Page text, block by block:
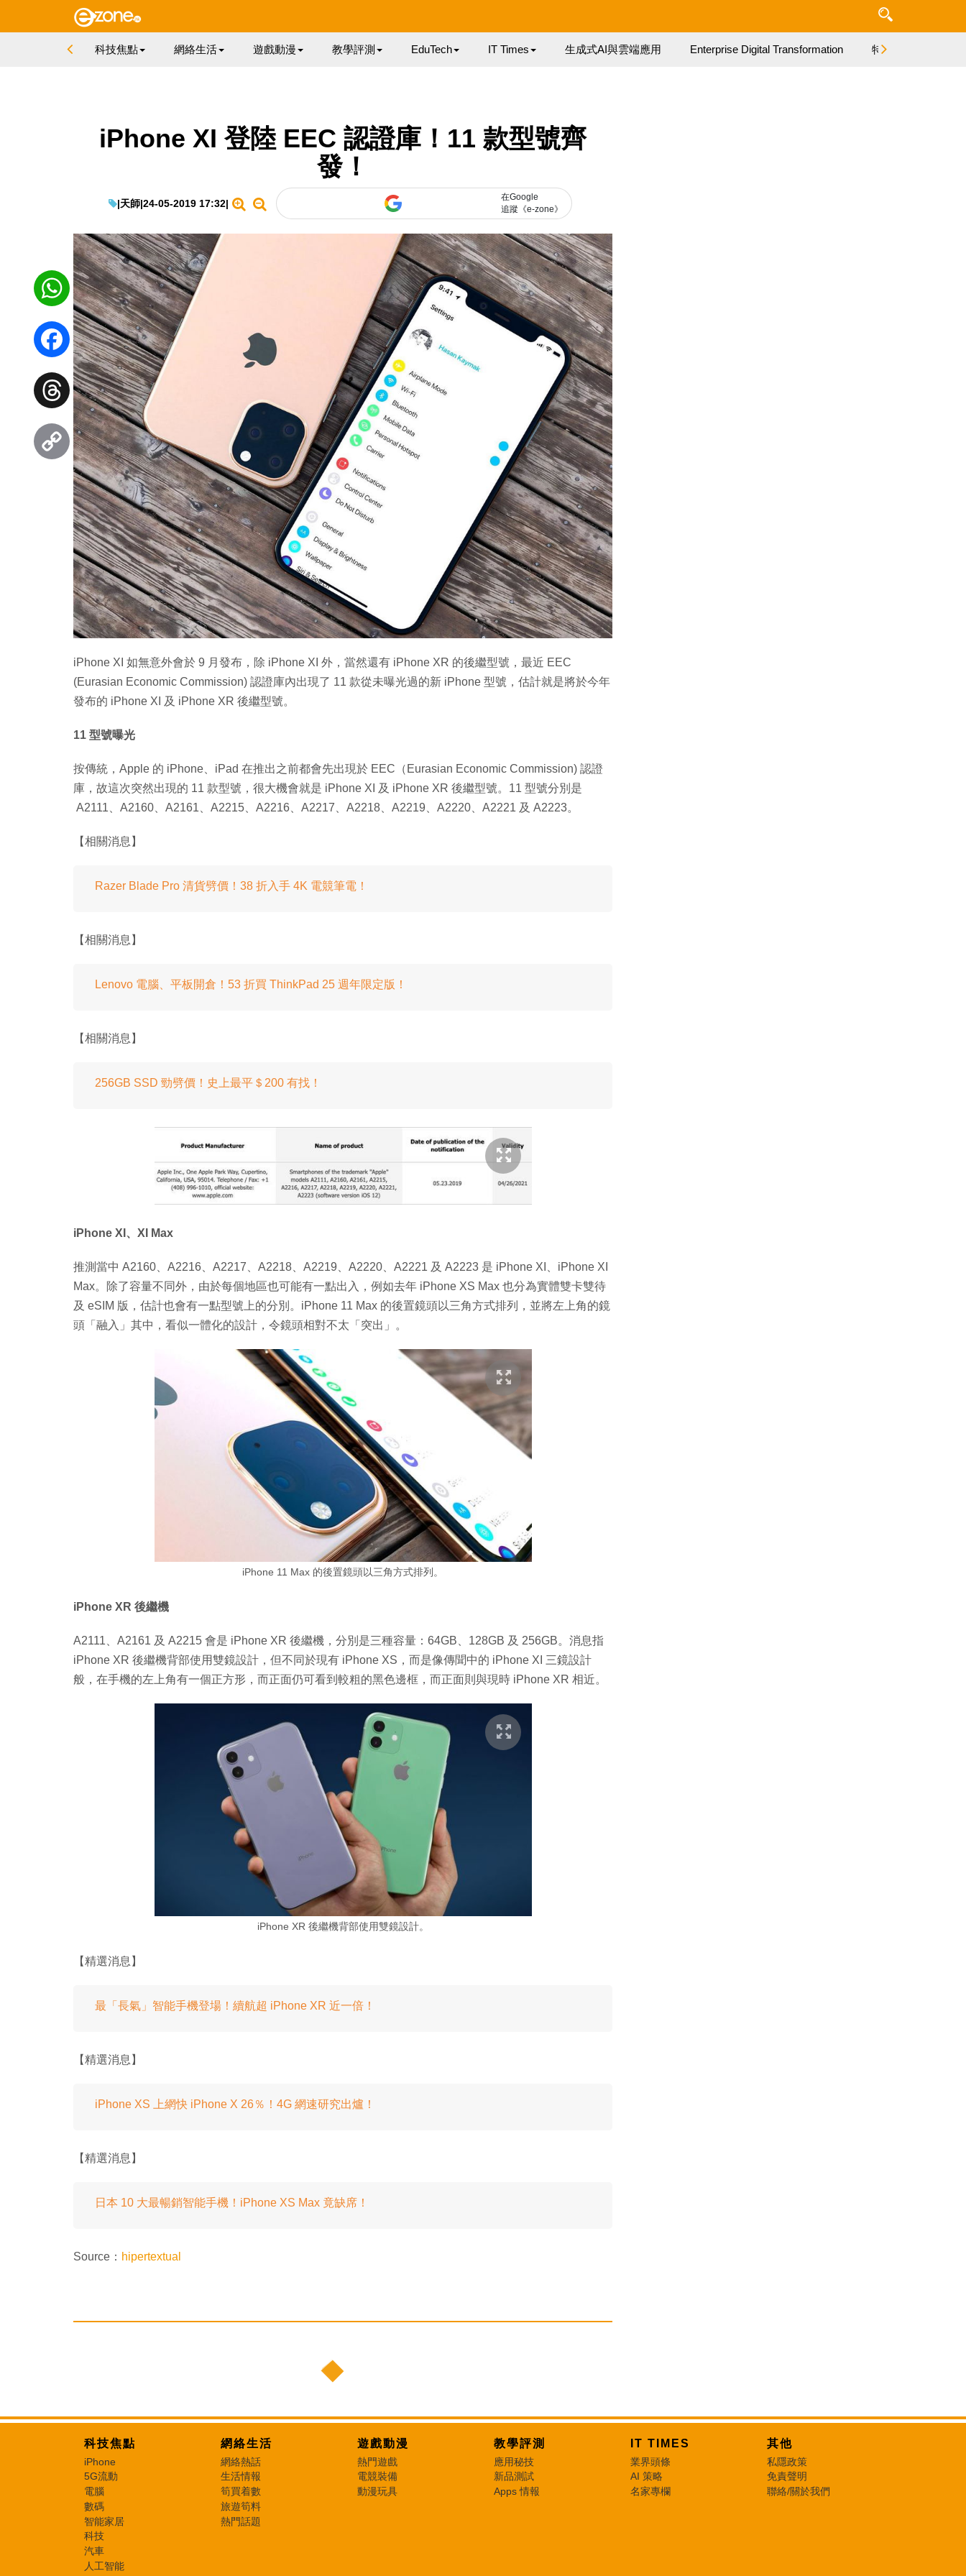
科技焦點 網絡生活 遊戲動漫 教學評測 EduTech IT Times 生成式AI與雲端應用 Enterprise Digital Transformation 特集
iPhone XI 登陸 EEC 認證庫！11 款型號齊
發！
|天師|24-05-2019 17:32|
在Google
追蹤《e-zone》
iPhone XI 如無意外會於 9 月發布，除 iPhone XI 外，當然還有 iPhone XR 的後繼型號，最近 EEC
(Eurasian Economic Commission) 認證庫內出現了 11 款從未曝光過的新 iPhone 型號，估計就是將於今年
發布的 iPhone XI 及 iPhone XR 後繼型號。
11 型號曝光
按傳統，Apple 的 iPhone、iPad 在推出之前都會先出現於 EEC（Eurasian Economic Commission) 認證
庫，故這次突然出現的 11 款型號，很大機會就是 iPhone XI 及 iPhone XR 後繼型號。11 型號分別是
A2111、A2160、A2161、A2215、A2216、A2217、A2218、A2219、A2220、A2221 及 A2223。
【相關消息】
Razer Blade Pro 清貨劈價！38 折入手 4K 電競筆電！
【相關消息】
Lenovo 電腦、平板開倉！53 折買 ThinkPad 25 週年限定版！
【相關消息】
256GB SSD 勁劈價！史上最平＄200 有找！
iPhone XI、XI Max
推測當中 A2160、A2216、A2217、A2218、A2219、A2220、A2221 及 A2223 是 iPhone XI、iPhone XI
Max。除了容量不同外，由於每個地區也可能有一點出入，例如去年 iPhone XS Max 也分為實體雙卡雙待
及 eSIM 版，估計也會有一點型號上的分別。iPhone 11 Max 的後置鏡頭以三角方式排列，並將左上角的鏡
頭「融入」其中，看似一體化的設計，令鏡頭相對不太「突出」。
iPhone 11 Max 的後置鏡頭以三角方式排列。
iPhone XR 後繼機
A2111、A2161 及 A2215 會是 iPhone XR 後繼機，分別是三種容量：64GB、128GB 及 256GB。消息指
iPhone XR 後繼機背部使用雙鏡設計，但不同於現有 iPhone XS，而是像傳聞中的 iPhone XI 三鏡設計
般，在手機的左上角有一個正方形，而正面仍可看到較粗的黑色邊框，而正面則與現時 iPhone XR 相近。
iPhone XR 後繼機背部使用雙鏡設計。
【精選消息】
最「長氣」智能手機登場！續航超 iPhone XR 近一倍！
【精選消息】
iPhone XS 上網快 iPhone X 26％！4G 網速研究出爐！
【精選消息】
日本 10 大最暢銷智能手機！iPhone XS Max 竟缺席！
Source： hipertextual
WhatsApp
Facebook
Threads
Copy
Link
科技焦點
iPhone
5G流動
電腦
數碼
智能家居
科技
汽車
人工智能
網絡生活
網絡熱話
生活情報
筍買着數
旅遊筍料
熱門話題
遊戲動漫
熱門遊戲
電競裝備
動漫玩具
教學評測
應用秘技
新品測試
Apps 情報
IT TIMES
業界頭條
AI 策略
名家專欄
其他
私隱政策
免責聲明
聯絡/關於我們